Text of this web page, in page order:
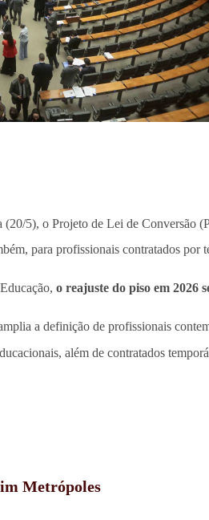
(20/5), o Projeto de Lei de Conversão
para profissionais contratados por
o reajuste do piso em 2026
a definição de profissionais
além de contratados
Metrópoles